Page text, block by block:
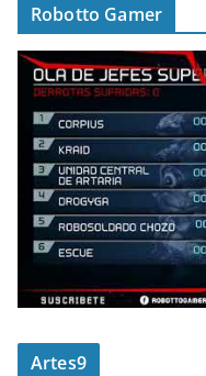
Robotto Gamer
Artes9